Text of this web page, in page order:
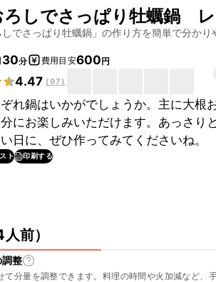
ろしでさっぱり牡蠣鍋 レ
でさっぱり牡蠣鍋 」の作り方を簡単で分かり
30分 費用目安600円
4.47 (97)
れ鍋はいかがでしょうか。主に大根
にお楽しみいただけます。あっさり
日に、ぜひ作ってみてくださいね。
ト 印刷する
人前）
調整
て分量を調整できます。料理の時間や火加減など、